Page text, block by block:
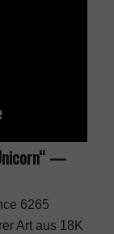
—
6265
Art aus 18K